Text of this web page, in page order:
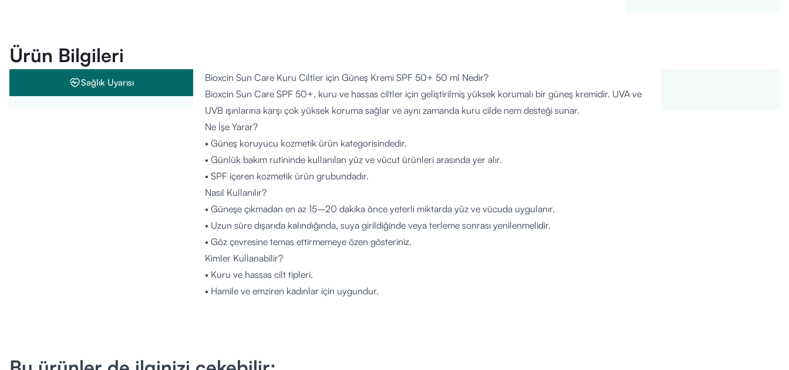
Ürün Bilgileri
Sağlık Uyarısı
Bioxcin Sun Care Kuru Ciltler için Güneş Kremi SPF 50+ 50 ml Nedir?
Bioxcin Sun Care SPF 50+, kuru ve hassas ciltler için geliştirilmiş yüksek korumalı bir güneş kremidir. UVA ve
UVB ışınlarına karşı çok yüksek koruma sağlar ve aynı zamanda kuru cilde nem desteği sunar.
Ne İşe Yarar?
• Güneş koruyucu kozmetik ürün kategorisindedir.
• Günlük bakım rutininde kullanılan yüz ve vücut ürünleri arasında yer alır.
• SPF içeren kozmetik ürün grubundadır.
Nasıl Kullanılır?
• Güneşe çıkmadan en az 15–20 dakika önce yeterli miktarda yüz ve vücuda uygulanır.
• Uzun süre dışarıda kalındığında, suya girildiğinde veya terleme sonrası yenilenmelidir.
• Göz çevresine temas ettirmemeye özen gösteriniz.
Kimler Kullanabilir?
• Kuru ve hassas cilt tipleri.
• Hamile ve emziren kadınlar için uygundur.